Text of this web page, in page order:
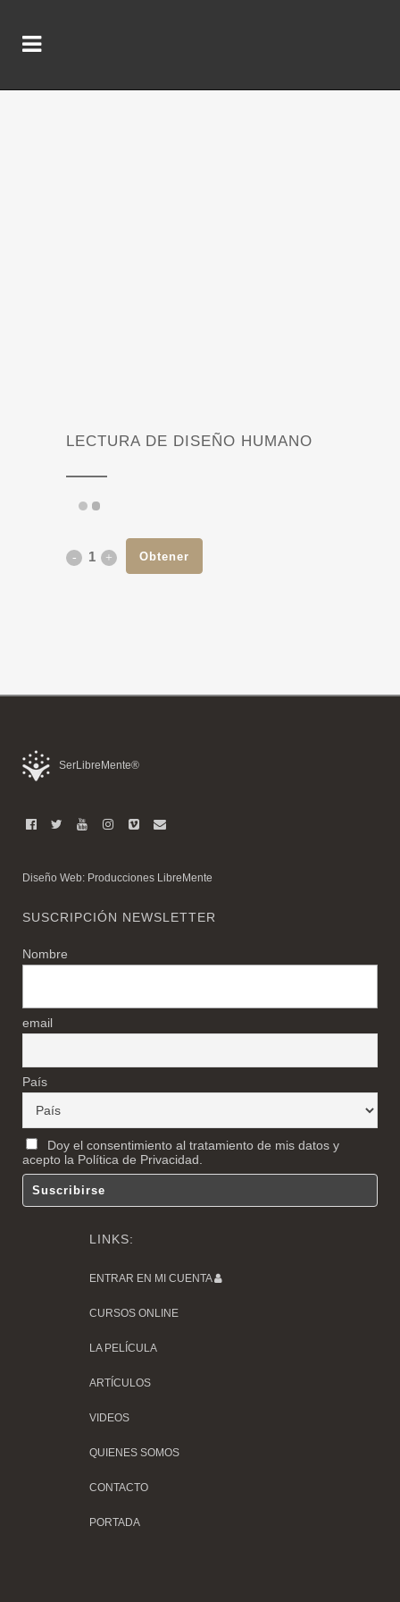
LECTURA DE DISEÑO HUMANO
Lectura Obtener
SerLibreMente®
Diseño Web: Producciones LibreMente
SUSCRIPCIÓN NEWSLETTER
Nombre
email
País
Doy el consentimiento al tratamiento de mis datos y
acepto la Política de Privacidad.
LINKS:
ENTRAR EN MI CUENTA
CURSOS ONLINE
LA PELÍCULA
ARTÍCULOS
VIDEOS
QUIENES SOMOS
CONTACTO
PORTADA